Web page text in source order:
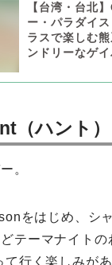
【台湾・台北
ー・パラダイ
ラスで楽しむ
ンドリーなゲ
（ハント）
。
をはじめ、シ
テーマナイトの
行く楽しみがあ